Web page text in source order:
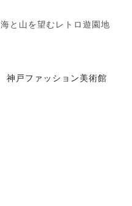
海と山を望むレトロ遊園地
神戸ファッション美術館